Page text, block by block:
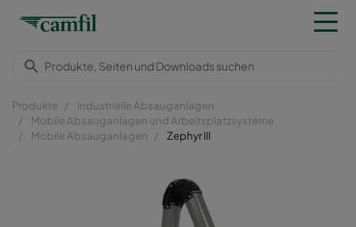
Produkte
Industrielle Absauganlagen
Mobile Absauganlagen und Arbeitsplatzsysteme
Mobile Absauganlagen
Zephyr III